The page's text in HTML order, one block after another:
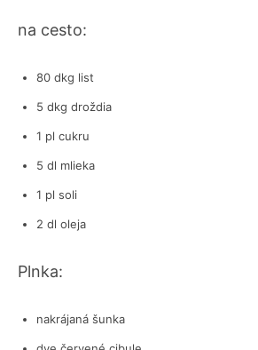
na cesto:
80 dkg list
5 dkg droždia
1 pl cukru
5 dl mlieka
1 pl soli
2 dl oleja
Plnka:
nakrájaná šunka